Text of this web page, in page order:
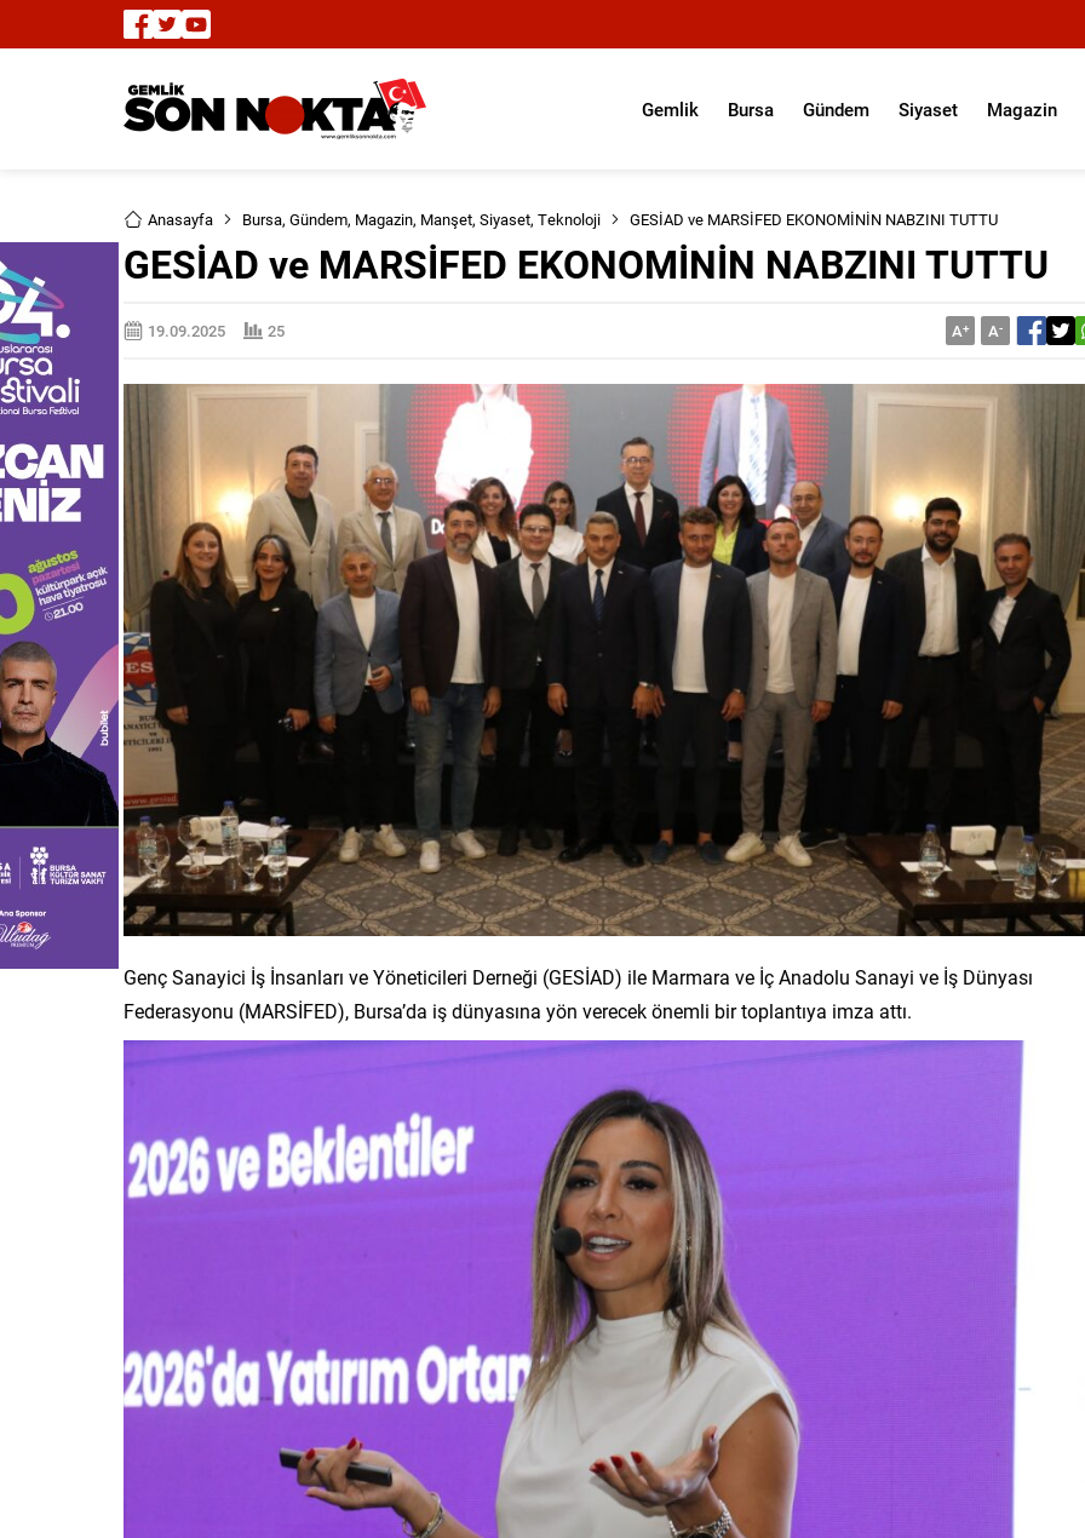
Gemlik Bursa Gündem Siyaset Magazin
Anasayfa Bursa, Gündem, Magazin, Manşet, Siyaset, Teknoloji GESİAD ve MARSİFED EKONOMİNİN NABZINI TUTTU
GESİAD ve MARSİFED EKONOMİNİN NABZINI TUTTU
19.09.2025 25 A+ A-
Genç Sanayici İş İnsanları ve Yöneticileri Derneği (GESİAD) ile Marmara ve İç Anadolu Sanayi ve İş Dünyası
Federasyonu (MARSİFED), Bursa’da iş dünyasına yön verecek önemli bir toplantıya imza attı.